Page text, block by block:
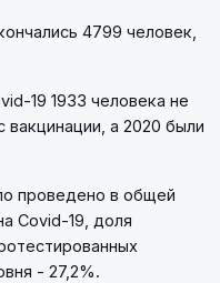
4799 человек,
19 1933 человека не
вакцинации, а 2020 были
проведено в общей
Covid-19, доля
- 27,2%.